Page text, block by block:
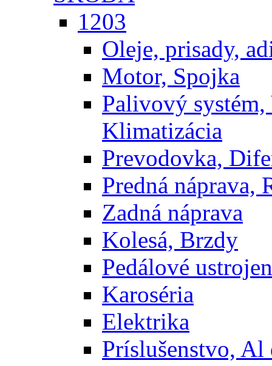
1203
Oleje, prisady,
Motor, Spojka
Palivový
Klimatizácia
Prevodovka,
Predná náprava,
Zadná náprava
Kolesá, Brzdy
Pedálové
Karoséria
Elektrika
Príslušenstvo, Al